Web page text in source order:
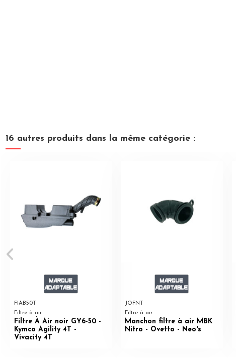
16 autres produits dans la même catégorie :
FIAB50T
Filtre à air
Filtre À Air noir GY6-50 -
Kymco Agility 4T -
Vivacity 4T
JOFNT
Filtre à air
Manchon filtre à air MBK
Nitro - Ovetto - Neo's